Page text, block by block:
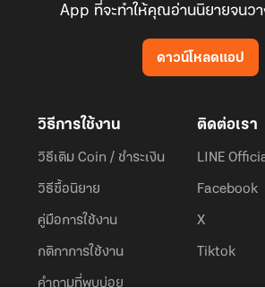
App ที่จะทำให้คุณอ่านนิยายจนว
ดาวน์โหลดแอป
วิธีการใช้งาน
วิธีเติม Coin / ชำระเงิน
วิธีซื้อนิยาย
คู่มือการใช้งาน
กติกาการใช้งาน
คำถามที่พบบ่อย
ติดต่อเรา
LINE
Facebook
X
Tiktok